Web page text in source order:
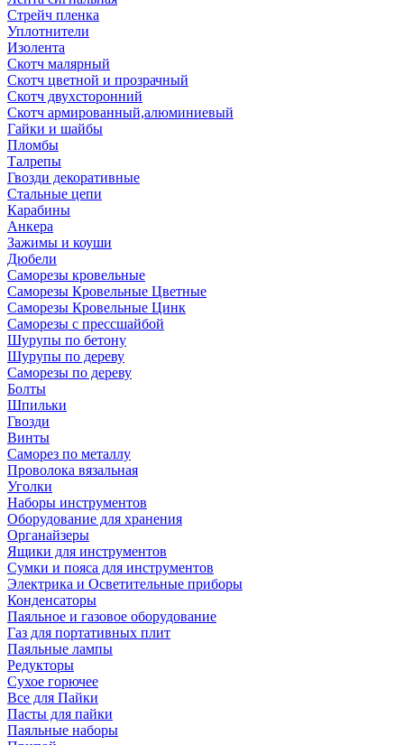
Стрейч пленка
Уплотнители
Изолента
Скотч малярный
Скотч цветной и прозрачный
Скотч двухсторонний
Скотч армированный,алюминиевый
Гайки и шайбы
Пломбы
Талрепы
Гвозди декоративные
Стальные цепи
Карабины
Анкера
Зажимы и коуши
Дюбели
Саморезы кровельные
Саморезы Кровельные Цветные
Саморезы Кровельные Цинк
Саморезы с прессшайбой
Шурупы по бетону
Шурупы по дереву
Саморезы по дереву
Болты
Шпильки
Гвозди
Винты
Саморез по металлу
Проволока вязальная
Уголки
Наборы инструментов
Оборудование для хранения
Органайзеры
Ящики для инструментов
Сумки и пояса для инструментов
Электрика и Осветительные приборы
Конденсаторы
Паяльное и газовое оборудование
Газ для портативных плит
Паяльные лампы
Редукторы
Сухое горючее
Все для Пайки
Пасты для пайки
Паяльные наборы